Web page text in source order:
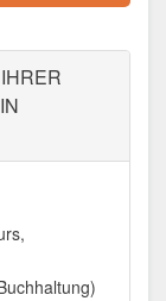
Aktualisiert: August 2021